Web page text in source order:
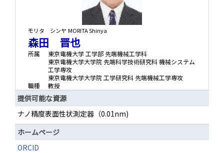
モリタ シンヤ MORITA Shinya
森田 晋也
所属
東京電機大学 工学部 先端機械工学科
東京電機大学大学院 先端科学技術研究科 機械システム
工学専攻
東京電機大学大学院 工学研究科 先端機械工学専攻
職種
教授
提供可能な資源
ナノ精度表面性状測定器（0.01nm)
ホームページ
ORCID